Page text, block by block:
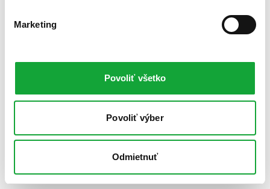
Marketing
Povoliť všetko
Povoliť výber
Odmietnuť